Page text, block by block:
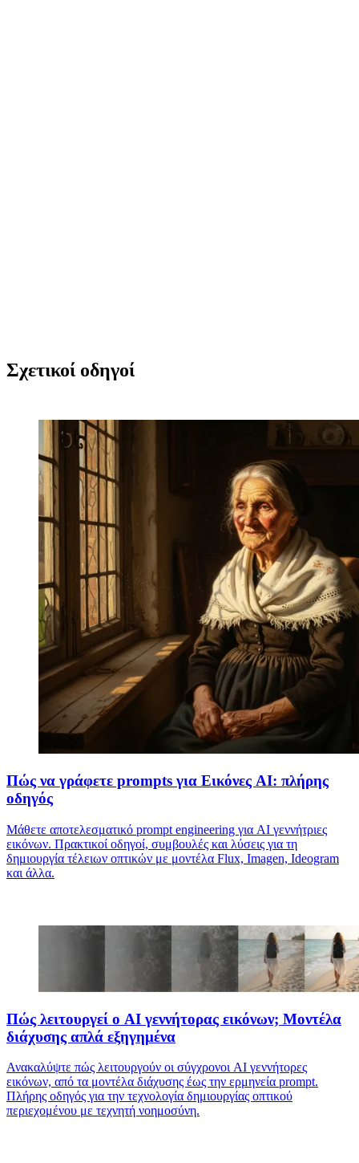
Σχετικοί οδηγοί
Πώς να γράφετε prompts για Εικόνες AI: πλήρης
οδηγός
Μάθετε αποτελεσματικό prompt engineering για AI γεννήτριες
εικόνων. Πρακτικοί οδηγοί, συμβουλές και λύσεις για τη
δημιουργία τέλειων οπτικών με μοντέλα Flux, Imagen, Ideogram
και άλλα.
Πώς λειτουργεί ο AI γεννήτορας εικόνων; Μοντέλα
διάχυσης απλά εξηγημένα
Ανακαλύψτε πώς λειτουργούν οι σύγχρονοι AI γεννήτορες
εικόνων, από τα μοντέλα διάχυσης έως την ερμηνεία prompt.
Πλήρης οδηγός για την τεχνολογία δημιουργίας οπτικού
περιεχομένου με τεχνητή νοημοσύνη.